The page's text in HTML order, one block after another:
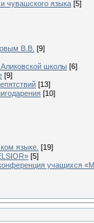
чувашского языка [5]
В.В. [9]
школы [6]
[9]
[13]
[10]
языке. [19]
[5]
учащихся